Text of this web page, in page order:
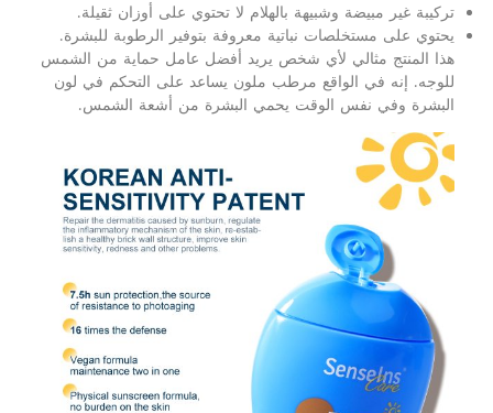
تركيبة غير مبيضة وشبيهة بالهلام لا تحتوي على أوزان ثقيلة.
يحتوي على مستخلصات نباتية معروفة بتوفير الرطوبة للبشرة.
هذا المنتج مثالي لأي شخص يريد أفضل عامل حماية من الشمس
للوجه. إنه في الواقع مرطب ملون يساعد على التحكم في لون
البشرة وفي نفس الوقت يحمي البشرة من أشعة الشمس.